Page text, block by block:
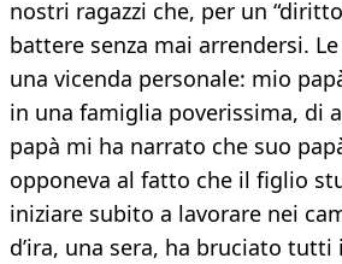
nostri ragazzi che, per un
battere senza mai arrendersi.
una vicenda personale: mio
in una famiglia poverissima, di
papà mi ha narrato che suo
opponeva al fatto che il figlio
iniziare subito a lavorare nei
d’ira, una sera, ha bruciato